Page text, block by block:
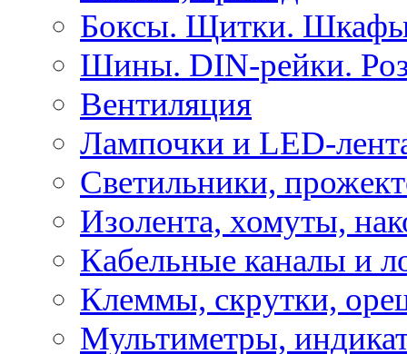
Боксы. Щитки.
Шины. DIN-рейки.
Вентиляция
Лампочки и LED-
Светильники,
Изолента, хомуты,
Кабельные каналы и
Клеммы, скрутки,
Мультиметры,